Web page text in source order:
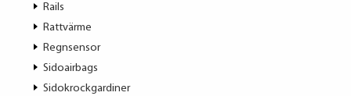
Rails
Rattvärme
Regnsensor
Sidoairbags
Sidokrockgardiner